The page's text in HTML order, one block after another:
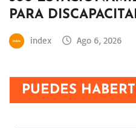
PARA
index Ago 6, 2026
PUEDES